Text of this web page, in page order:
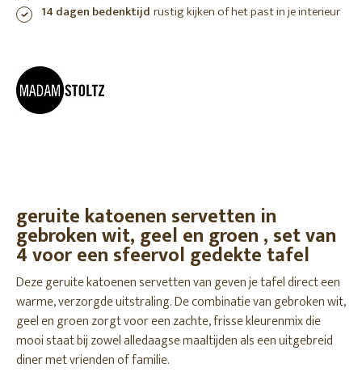
14 dagen bedenktijd rustig kijken of het past in je interieur
geruite katoenen servetten in
gebroken wit, geel en groen , set van
4 voor een sfeervol gedekte tafel
Deze geruite katoenen servetten van geven je tafel direct een
warme, verzorgde uitstraling. De combinatie van gebroken wit,
geel en groen zorgt voor een zachte, frisse kleurenmix die
mooi staat bij zowel alledaagse maaltijden als een uitgebreid
diner met vrienden of familie.